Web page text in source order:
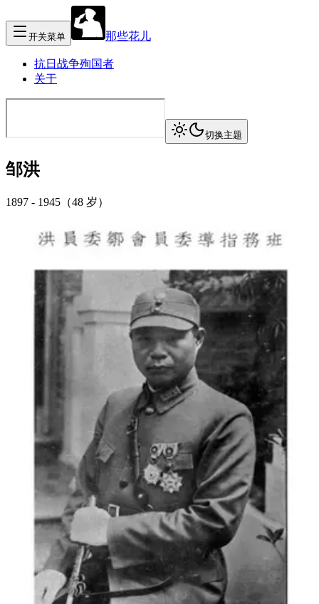
开关菜单 那些花儿
抗日战争殉国者
关于
切换主题
邹洪
1897 - 1945 （48 岁）